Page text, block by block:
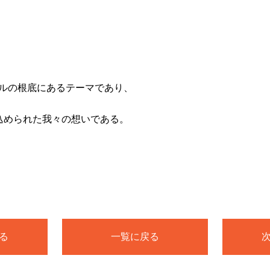
の根底にあるテーマであり、
められた我々の想いである。
一覧に戻る